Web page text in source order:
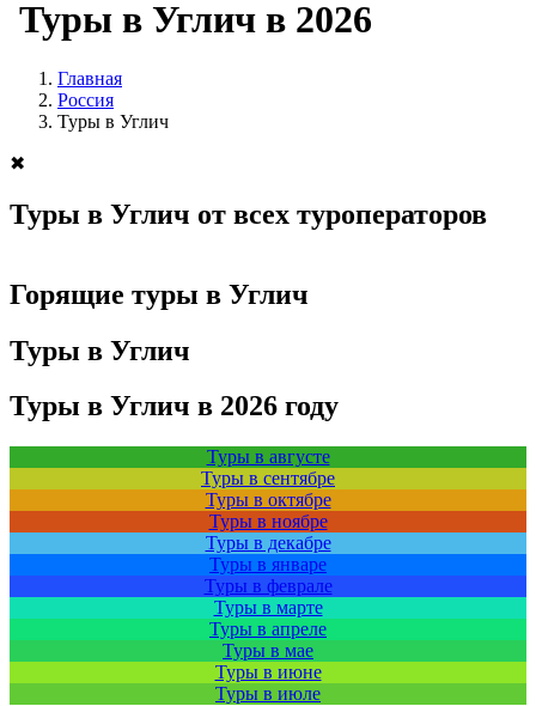
Туры в Углич в 2026
Главная
Россия
Туры в Углич
✖
Туры в Углич от всех туроператоров
Горящие туры в Углич
Туры в Углич
Туры в Углич в 2026 году
Туры в августе
Туры в сентябре
Туры в октябре
Туры в ноябре
Туры в декабре
Туры в январе
Туры в феврале
Туры в марте
Туры в апреле
Туры в мае
Туры в июне
Туры в июле